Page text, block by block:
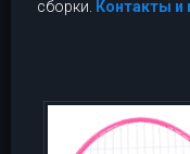
сборки.
Контакты и